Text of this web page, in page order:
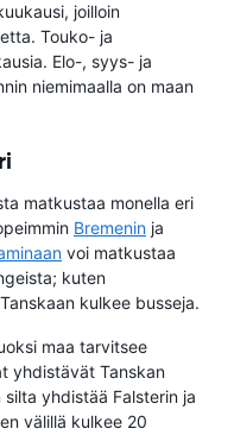
joilloin
Touko- ja
Elo-, syys- ja
niemimaalla on maan
matkustaa monella eri
Bremenin ja
voi matkustaa
kuten
kulkee busseja.
maa tarvitsee
yhdistävät Tanskan
silta yhdistää Falsterin ja
välillä kulkee 20